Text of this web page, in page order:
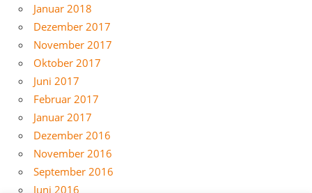
Januar 2018
Dezember 2017
November 2017
Oktober 2017
Juni 2017
Februar 2017
Januar 2017
Dezember 2016
November 2016
September 2016
Juni 2016